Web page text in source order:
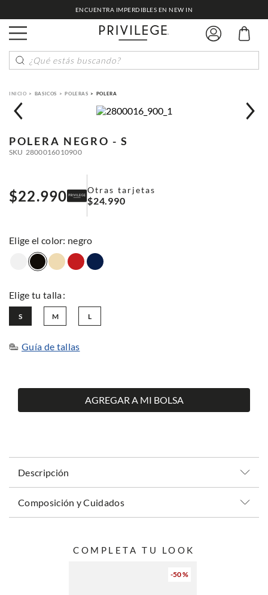
ENCUENTRA IMPERDIBLES EN NEW IN
¿Qué estás buscando?
BASICOS POLERAS POLERA
POLERA NEGRO - S
SKU 2800016010900
$22.990 Otras tarjetas
$24.990
: negro
L
M
S
Guía de tallas
AGREGAR A MI BOLSA
Descripción
Composición y Cuidados
COMPLETA TU LOOK
-50 %